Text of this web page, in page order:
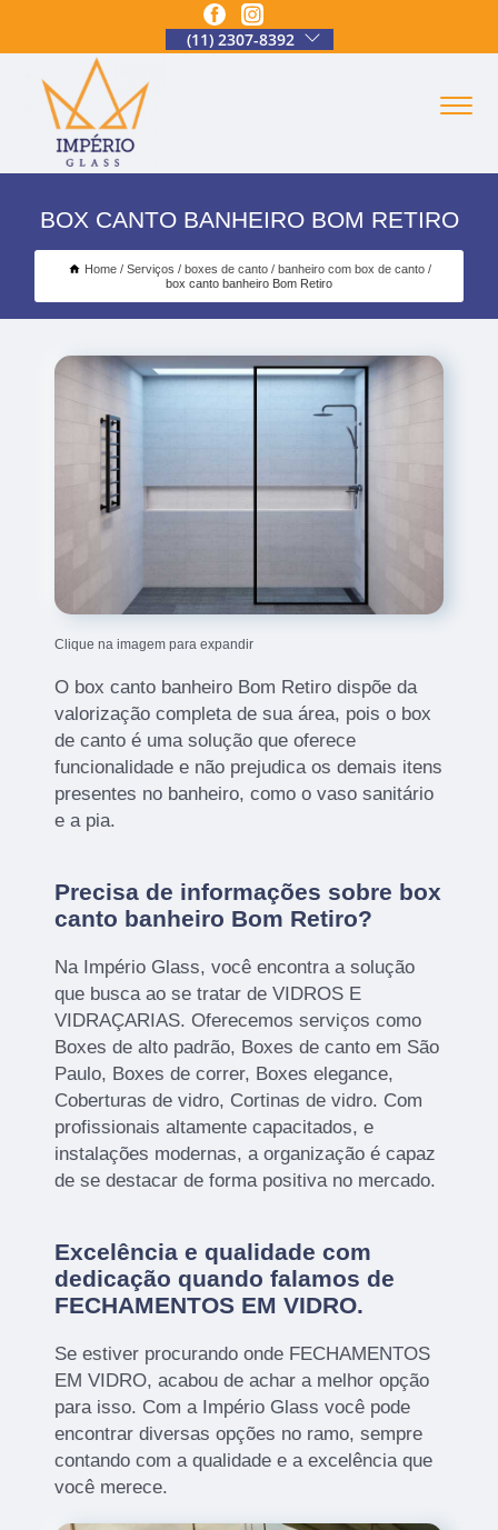
(11) 2307-8392
BOX CANTO BANHEIRO BOM RETIRO
Home Serviços boxes de canto
banheiro com box de canto
box canto banheiro Bom Retiro
Clique na imagem para expandir
O box canto banheiro Bom Retiro dispõe da
valorização completa de sua área, pois o box
de canto é uma solução que oferece
funcionalidade e não prejudica os demais itens
presentes no banheiro, como o vaso sanitário
e a pia.
Precisa de informações sobre box
canto banheiro Bom Retiro?
Na Império Glass, você encontra a solução
que busca ao se tratar de VIDROS E
VIDRAÇARIAS. Oferecemos serviços como
Boxes de alto padrão, Boxes de canto em São
Paulo, Boxes de correr, Boxes elegance,
Coberturas de vidro, Cortinas de vidro. Com
profissionais altamente capacitados, e
instalações modernas, a organização é capaz
de se destacar de forma positiva no mercado.
Excelência e qualidade com
dedicação quando falamos de
FECHAMENTOS EM VIDRO.
Se estiver procurando onde FECHAMENTOS
EM VIDRO, acabou de achar a melhor opção
para isso. Com a Império Glass você pode
encontrar diversas opções no ramo, sempre
contando com a qualidade e a excelência que
você merece.